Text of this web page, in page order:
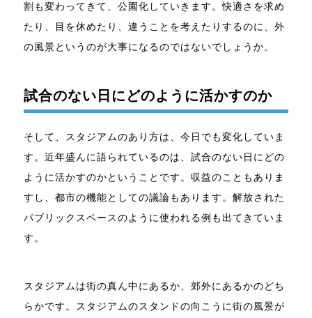
割も変わってきて、公園化していきます。快適さを求め
たり、目を休めたり、違うことを考えたりするのに、外
の風景というのが大事になるのではないでしょうか。
試合のない日にどのように活かすのか
そして、スタジアムのあり方は、今日でも変化していま
す。近年盛んに語られているのは、試合のない日にどの
ように活かすのかということです。収益のこともありま
すし、都市の機能としての議論もあります。解放された
パブリックスペースのように使われる例も出てきていま
す。
スタジアムは街の真ん中にあるか、郊外にあるかのどち
らかです。スタジアムのスタンドの向こうに街の風景が